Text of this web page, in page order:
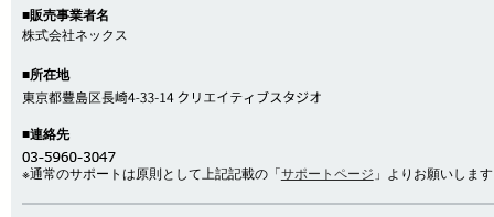
■販売事業者名
株式会社ネックス
■所在地
■連絡先
※通常のサポートは原則として上記記載の「サポートページ 」よりお願いします